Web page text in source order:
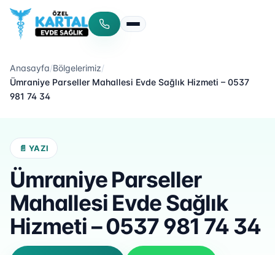
Menüyü aç/kapat
Anasayfa/Bölgelerimiz/
Ümraniye Parseller Mahallesi Evde Sağlık Hizmeti – 0537
981 74 34
📄 YAZI
Ümraniye Parseller
Mahallesi Evde Sağlık
Hizmeti – 0537 981 74 34